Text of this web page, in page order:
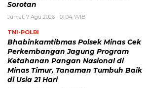
Sorotan
Jumat, 7 Agu 2026 - 01:04 WIB
TNI-POLRI
Bhabinkamtibmas Polsek Minas Cek
Perkembangan Jagung Program
Ketahanan Pangan Nasional di
Minas Timur, Tanaman Tumbuh Baik
di Usia 21 Hari